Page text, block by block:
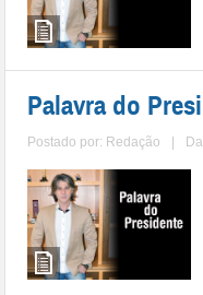
Palavra do
Postado por: Redação